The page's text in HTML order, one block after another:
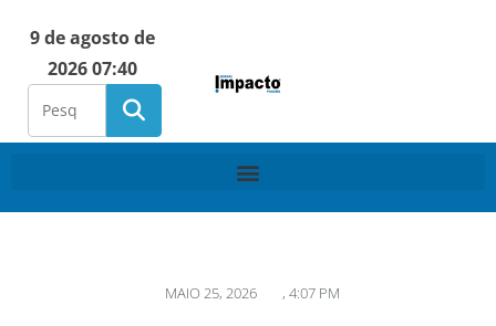
9 de agosto de
2026 07:40
MAIO 25, 2026 , 4:07 PM